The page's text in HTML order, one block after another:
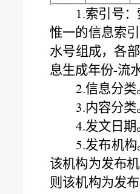
1.索引号
惟一的信息索
水号组成，各
息生成年份-流
2.信息分类
3.内容分类
4.发文日期
5.发布机构
该机构为发布
则该机构为发